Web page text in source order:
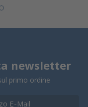
newsletter
primo ordine